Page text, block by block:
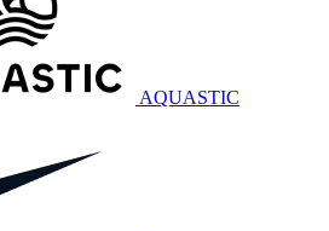
AQUASTIC